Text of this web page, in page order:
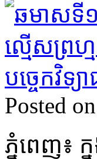
Posted
ភ្នំពេញ៖